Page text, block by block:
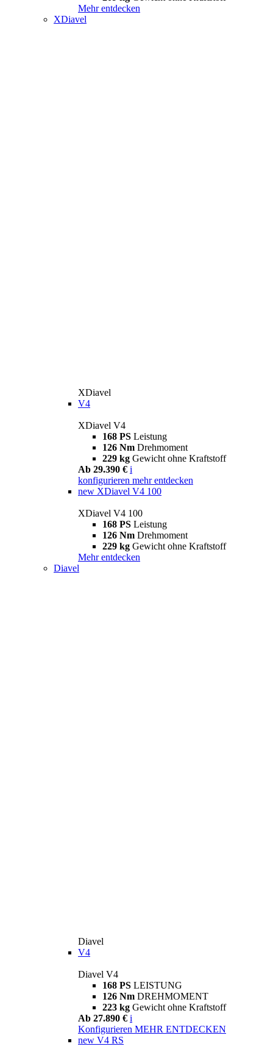
Mehr entdecken
XDiavel
XDiavel
V4
XDiavel V4
168 PS Leistung
126 Nm Drehmoment
229 kg Gewicht ohne Kraftstoff
Ab 29.390 € i
konfigurieren mehr entdecken
new XDiavel V4 100
XDiavel V4 100
168 PS Leistung
126 Nm Drehmoment
229 kg Gewicht ohne Kraftstoff
Mehr entdecken
Diavel
Diavel
V4
Diavel V4
168 PS LEISTUNG
126 Nm DREHMOMENT
223 kg Gewicht ohne Kraftstoff
Ab 27.890 € i
Konfigurieren MEHR ENTDECKEN
new V4 RS